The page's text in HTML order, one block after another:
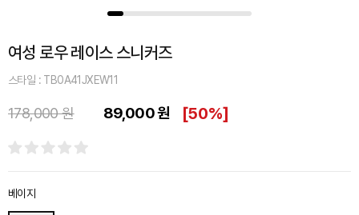
여성 로우 레이스 스니커즈
스타일 : TB0A41JXEW11
178,000 원 89,000 원 [50%]
베이지